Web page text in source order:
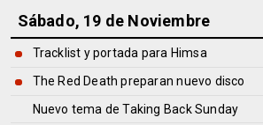
Sábado, 19 de Noviembre
Tracklist y portada para Himsa
The Red Death preparan nuevo disco
Nuevo tema de Taking Back Sunday